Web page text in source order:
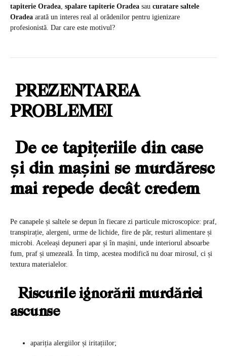
tapiterie Oradea, spalare tapiterie Oradea sau curatare saltele
Oradea arată un interes real al orădenilor pentru igienizare
profesionistă. Dar care este motivul?
PREZENTAREA
PROBLEMEI
De ce tapițeriile din case
și din mașini se murdăresc
mai repede decât credem
Pe canapele și saltele se depun în fiecare zi particule microscopice: praf,
transpirație, alergeni, urme de lichide, fire de păr, resturi alimentare și
microbi. Aceleași depuneri apar și în mașini, unde interiorul absoarbe
fum, praf și umezeală. În timp, acestea modifică nu doar mirosul, ci și
textura materialelor.
Riscurile ignorării murdăriei
ascunse
apariția alergiilor și iritațiilor;